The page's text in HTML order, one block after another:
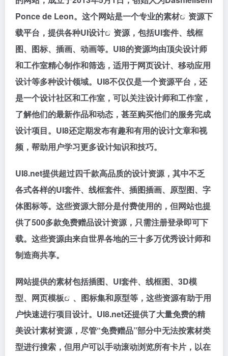
Ponce de Leon。这个网站是一个专业的素材
资源下
载平台，提供各种UI设计
资源，包括UI套件、线框
图、图标、插画、动画等。UI8的资源均由顶尖设计师
和工作室精心制作和筛选，适用于网页设计、移动应用
设计等多种设计领域。UI8不仅仅是一个资源平台，还
是一个设计社区和工作室，可以关注设计师和工作室，
了解他们的最新作品和动态，甚至购买他们的服务完成
设计项目。UI8还定期发布有趣和有用的设计文章和视
频，帮助用户学习更多设计知识和技巧。
UI8.net提供超过四千款高品质的设计资源，其中不乏
各式各样的UI套件、线框套件、插图插画、原型图、字
体图标等。这些资源大部分是付费使用的，但网站也提
供了500多款免费赠品设计资源，只需注册登录即可下
载。这些资源由来自世界各地的三十多万优秀设计师和
制造商共享。
网站提供的素材包括插图、UI套件、线框图、3D模
型、网页模板
、图标集和原型等，这些资源有助于用
户快速进行项目设计。UI8.net还提供了大量免费的精
美设计素材资源，尽管“免费赠品”部分中无法按素材类
型进行搜索，但用户可以手动滚动浏览所有卡片，以在